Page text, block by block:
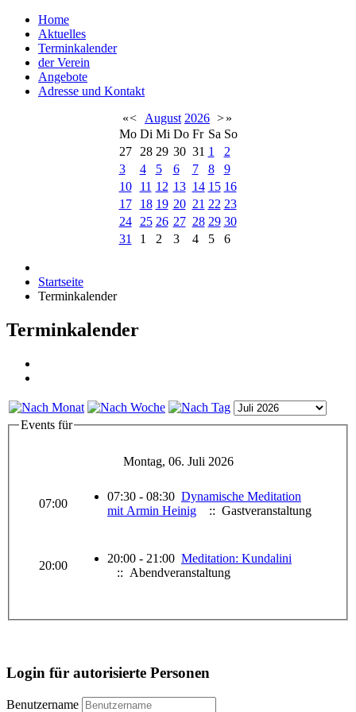
Home
Aktuelles
Terminkalender
der Verein
Angebote
Adresse und Kontakt
«< August 2026 >»
Mo Di Mi Do Fr Sa So
27
28 29 30 31 1
2
3
4 5 6 7 8
9
10
11 12 13 14 15 16
17
18 19 20 21 22 23
24
25 26 27 28 29 30
31
1 2 3 4 5 6
Startseite
Terminkalender
Terminkalender
Events für
Montag, 06. Juli 2026
07:00
07:30 - 08:30 Dynamische Meditation
mit Armin Heinig
:: Gastveranstaltung
20:00
20:00 - 21:00 Meditation: Kundalini
:: Abendveranstaltung
Login für autorisierte Personen
Benutzername